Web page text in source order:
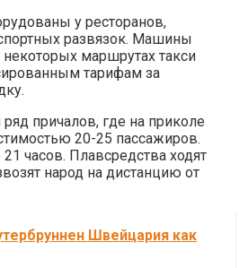
у ресторанов,
развязок. Машины
некоторых маршрутах такси
тарифам за
причалов, где на приколе
20-25 пассажиров.
часов. Плавсредства ходят
народ на дистанцию от
Швейцария как